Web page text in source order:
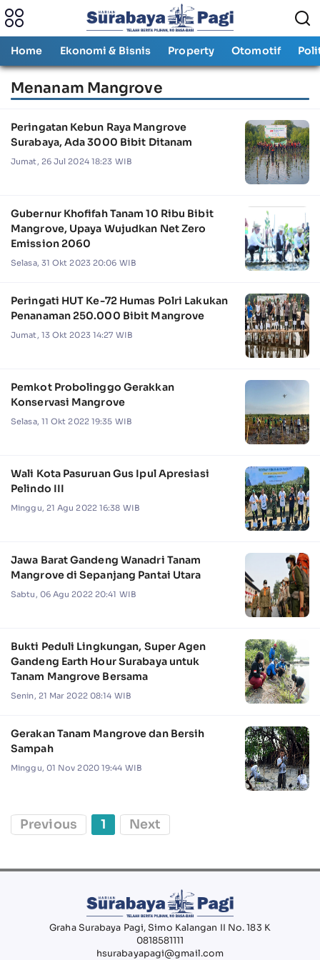
Home Ekonomi & Bisnis Property Otomotif
Menanam Mangrove
Peringatan Kebun Raya Mangrove
Surabaya, Ada 3000 Bibit Ditanam
Jumat, 26 Jul 2024 18:23 WIB
Gubernur Khofifah Tanam 10 Ribu Bibit
Mangrove, Upaya Wujudkan Net Zero
Emission 2060
Selasa, 31 Okt 2023 20:06 WIB
Peringati HUT Ke-72 Humas Polri Lakukan
Penanaman 250.000 Bibit Mangrove
Jumat, 13 Okt 2023 14:27 WIB
Pemkot Probolinggo Gerakkan
Konservasi Mangrove
Selasa, 11 Okt 2022 19:35 WIB
Wali Kota Pasuruan Gus Ipul Apresiasi
Pelindo III
Minggu, 21 Agu 2022 16:38 WIB
Jawa Barat Gandeng Wanadri Tanam
Mangrove di Sepanjang Pantai Utara
Sabtu, 06 Agu 2022 20:41 WIB
Bukti Peduli Lingkungan, Super Agen
Gandeng Earth Hour Surabaya untuk
Tanam Mangrove Bersama
Senin, 21 Mar 2022 08:14 WIB
Gerakan Tanam Mangrove dan Bersih
Sampah
Minggu, 01 Nov 2020 19:44 WIB
Previous 1 Next
Graha Surabaya Pagi, Simo Kalangan II No. 183 K
0818581111
hsurabayapagi@gmail.com